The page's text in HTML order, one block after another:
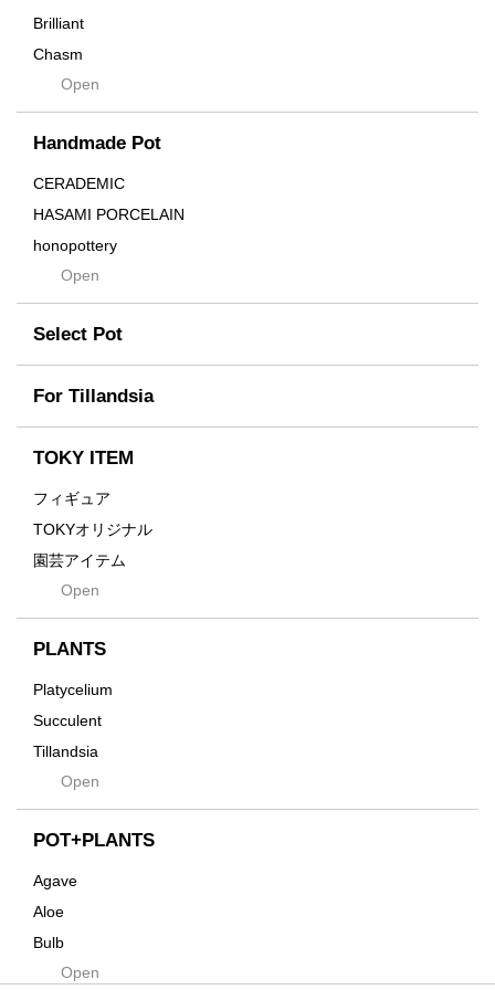
Brilliant
Chasm
Contra
Cream
Crown
Distortion
Drop
DUNE
Flames
For
Former
Fused
Earth
emeth
Enhance
Grid
Innocence
Kodama
Native
Progress
Quartz
RAKU
Open
Handmade Pot
CERADEMIC
HASAMI PORCELAIN
honopottery
nocturne
tamanhayat
TETSUYA OZAWA
Scratch
Takehiro Ito
Yuya Iha
Open
Select Pot
For Tillandsia
TOKY ITEM
フィギュア
TOKYオリジナル
園芸アイテム
土・化粧石・活力剤
インテリア・デザイン雑貨
Tシャツ・バッグ
その他
Open
PLANTS
Platycelium
Succulent
Tillandsia
SeedsOpen
POT+PLANTS
Agave
Aloe
Bulb
CactusOpen